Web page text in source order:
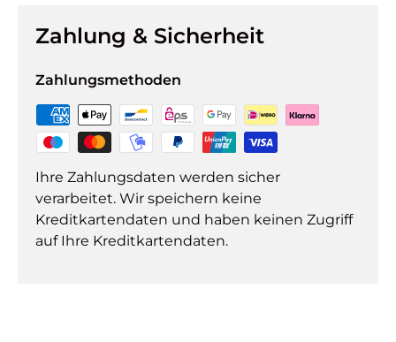
Zahlung & Sicherheit
Zahlungsmethoden
Ihre Zahlungsdaten werden sicher
verarbeitet. Wir speichern keine
Kreditkartendaten und haben keinen Zugriff
auf Ihre Kreditkartendaten.